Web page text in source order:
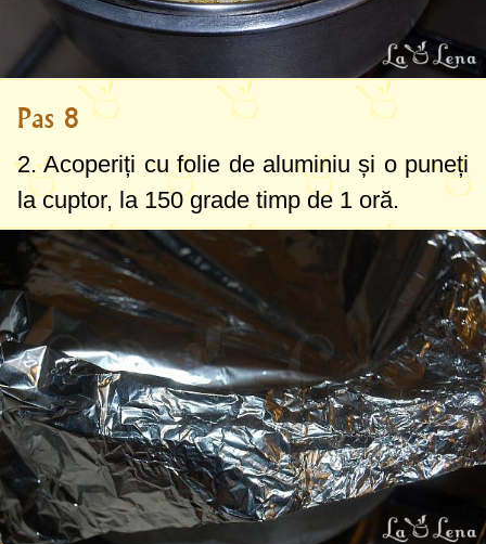
Pas 8
2. Acoperiți cu folie de aluminiu și o puneți
la cuptor, la 150 grade timp de 1 oră.